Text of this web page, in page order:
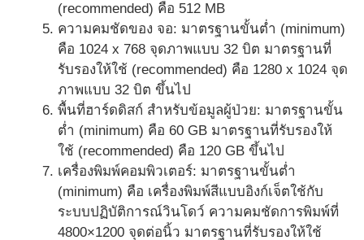
(recommended) คือ 512 MB
ความคมชัดของ จอ: มาตรฐานขั้นต่ำ (minimum)
คือ 1024 x 768 จุดภาพแบบ 32 บิต มาตรฐานที่
รับรองให้ใช้ (recommended) คือ 1280 x 1024 จุด
ภาพแบบ 32 บิต ขึ้นไป
พื้นที่ฮาร์ดดิสก์ สำหรับข้อมูลผู้ป่วย: มาตรฐานขั้น
ต่ำ (minimum) คือ 60 GB มาตรฐานที่รับรองให้
ใช้ (recommended) คือ 120 GB ขึ้นไป
เครื่องพิมพ์คอมพิวเตอร์: มาตรฐานขั้นต่ำ
(minimum) คือ เครื่องพิมพ์สีแบบอิงก์เจ็ตใช้กับ
ระบบปฏิบัติการณ์วินโดว์ ความคมชัดการพิมพ์ที่
4800×1200 จุดต่อนิ้ว มาตรฐานที่รับรองให้ใช้